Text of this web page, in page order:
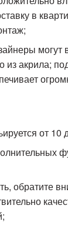
в
могут
акрила;
от 10
обратите